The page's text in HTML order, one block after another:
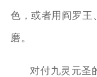
色，或者用阎罗王
磨。
对付九灵元圣